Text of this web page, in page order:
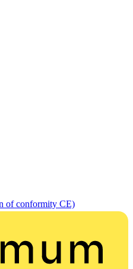
of conformity CE)